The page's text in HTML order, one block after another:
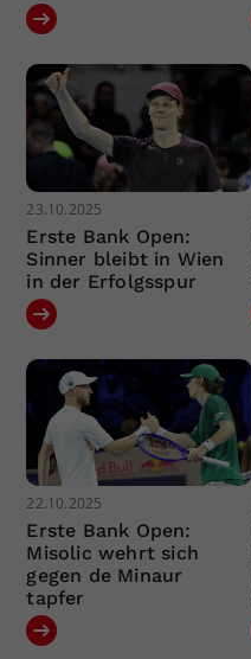
23.10.2025
Erste Bank Open:
Sinner bleibt in Wien
in der Erfolgsspur
22.10.2025
Erste Bank Open:
Misolic wehrt sich
gegen de Minaur
tapfer